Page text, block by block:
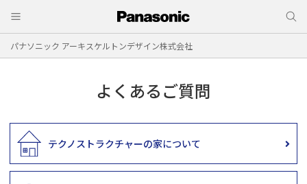
パナソニック アーキスケルトンデザイン株式会社
よくあるご質問
テクノストラクチャーの家について